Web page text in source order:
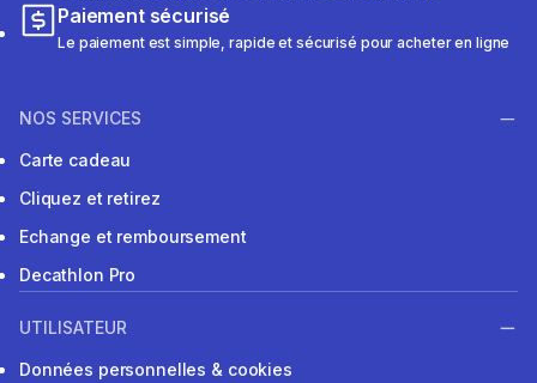
Paiement sécurisé
Le paiement est simple, rapide et sécurisé pour acheter en ligne
NOS SERVICES
Carte cadeau
Cliquez et retirez
Echange et remboursement
Decathlon Pro
UTILISATEUR
Données personnelles & cookies